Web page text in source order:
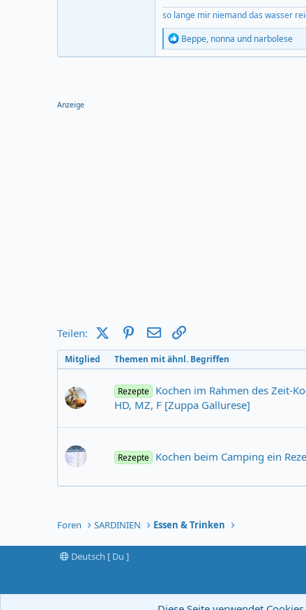
so lange mir niemand das wasser
R
e
a
Beppe, nonna und narbolese
Anzeige
Teilen: X (Twitter)Pinterest
E-Mail
Mitglied Themen mit ähnl. Begriffen
Rezepte Kochen im Rahmen des Zeit-
HD, MZ, F [Zuppa Gallurese]
Rezepte Kochen beim Camping ein
Foren SARDINIEN Essen & Trinken
Deutsch [ Du ]